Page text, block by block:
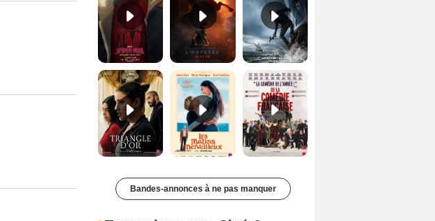
Les Matins merveilleux Bande-annonce VF De la Comédie-Française Teaser VF
Bandes-annonces à ne pas manquer